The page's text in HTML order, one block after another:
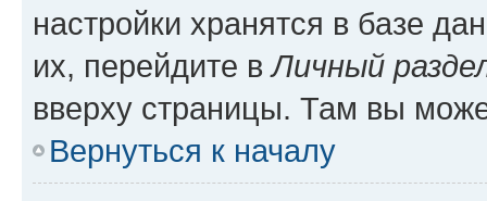
настройки хранятся в базе
их, перейдите вЛичный
вверху страницы. Там вы
Вернуться к началу